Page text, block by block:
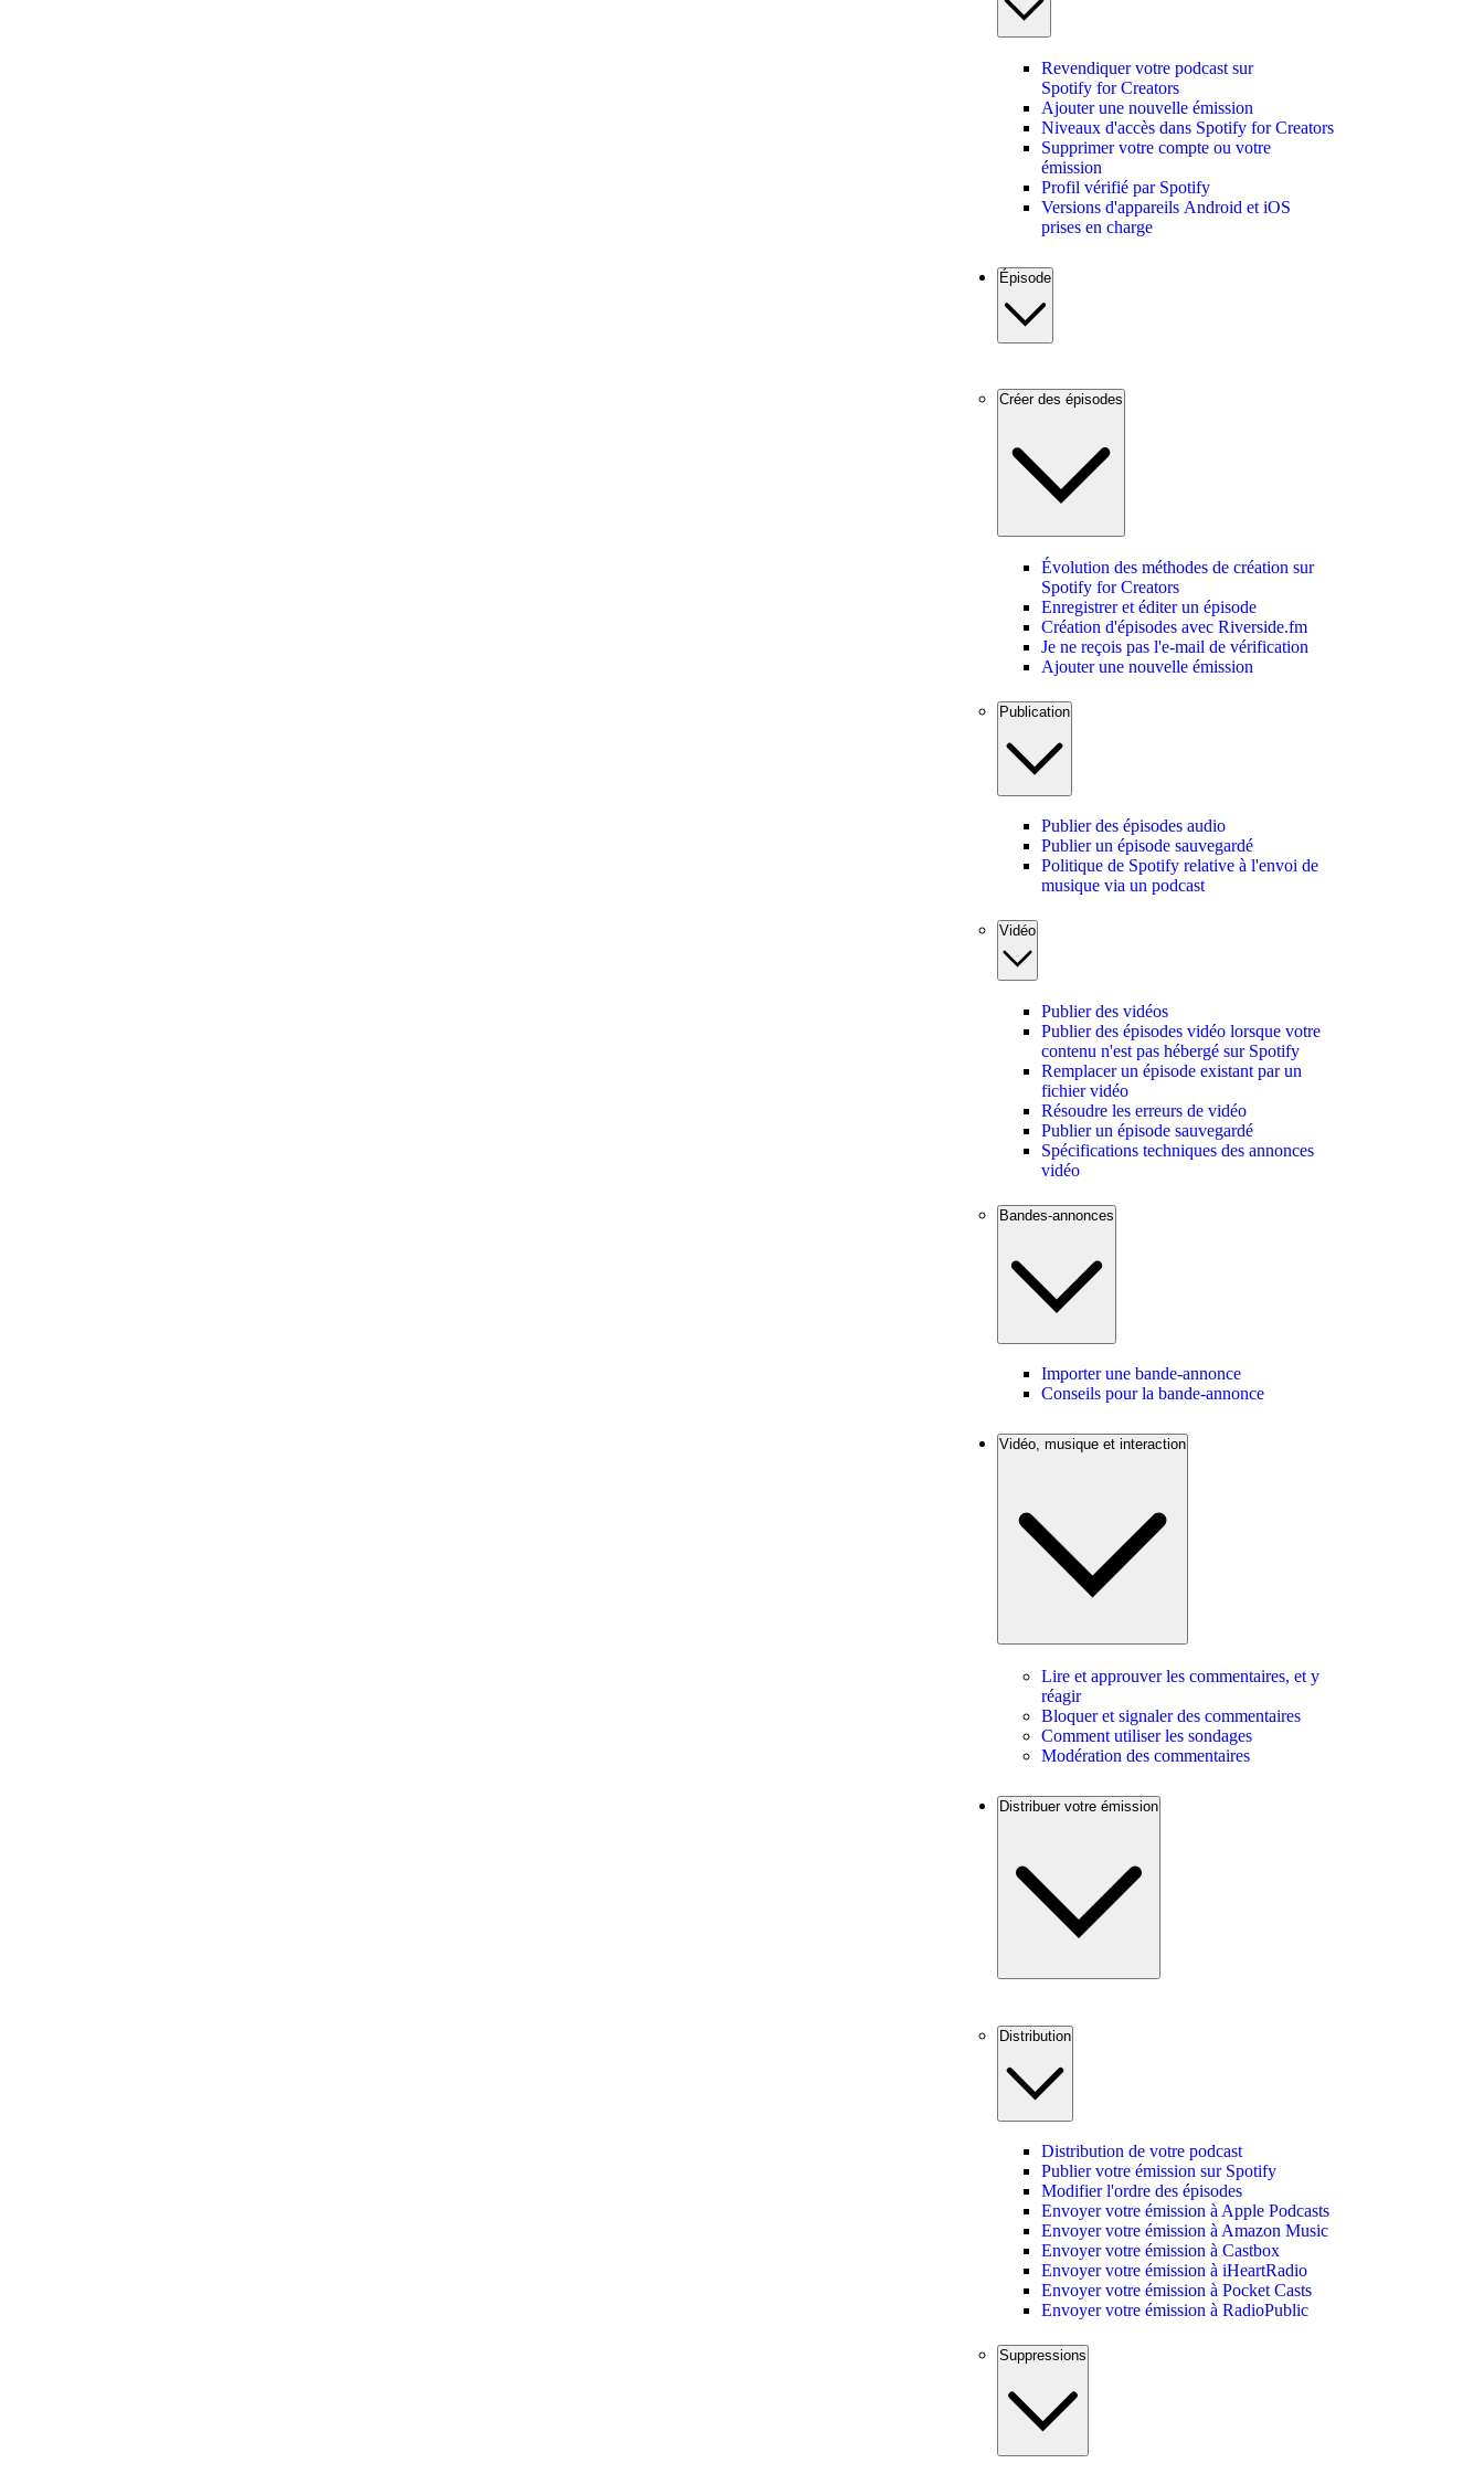
Revendiquer votre podcast sur
Spotify for Creators
Ajouter une nouvelle émission
Niveaux d'accès dans Spotify for Creators
Supprimer votre compte ou votre
émission
Profil vérifié par Spotify
Versions d'appareils Android et iOS
prises en charge
Épisode
Créer des épisodes
Évolution des méthodes de création sur
Spotify for Creators
Enregistrer et éditer un épisode
Création d'épisodes avec Riverside.fm
Je ne reçois pas l'e-mail de vérification
Ajouter une nouvelle émission
Publication
Publier des épisodes audio
Publier un épisode sauvegardé
Politique de Spotify relative à l'envoi de
musique via un podcast
Vidéo
Publier des vidéos
Publier des épisodes vidéo lorsque votre
contenu n'est pas hébergé sur Spotify
Remplacer un épisode existant par un
fichier vidéo
Résoudre les erreurs de vidéo
Publier un épisode sauvegardé
Spécifications techniques des annonces
vidéo
Bandes-annonces
Importer une bande-annonce
Conseils pour la bande-annonce
Vidéo, musique et interaction
Lire et approuver les commentaires, et y
réagir
Bloquer et signaler des commentaires
Comment utiliser les sondages
Modération des commentaires
Distribuer votre émission
Distribution
Distribution de votre podcast
Publier votre émission sur Spotify
Modifier l'ordre des épisodes
Envoyer votre émission à Apple Podcasts
Envoyer votre émission à Amazon Music
Envoyer votre émission à Castbox
Envoyer votre émission à iHeartRadio
Envoyer votre émission à Pocket Casts
Envoyer votre émission à RadioPublic
Suppressions